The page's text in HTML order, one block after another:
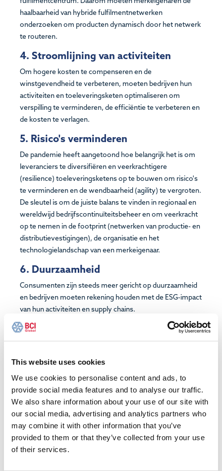
This website uses cookies
We use cookies to personalise content and ads, to
provide social media features and to analyse our traffic.
We also share information about your use of our site with
our social media, advertising and analytics partners who
may combine it with other information that you’ve
provided to them or that they’ve collected from your use
of their services.
haalbaarheid van hybride fulfilmentnetwerken
onderzoeken om producten dynamisch door het netwerk
te routeren.
4. Stroomlijning van activiteiten
Om hogere kosten te compenseren en de
winstgevendheid te verbeteren, moeten bedrijven hun
activiteiten en toeleveringsketen optimaliseren om
verspilling te verminderen, de efficiëntie te verbeteren en
de kosten te verlagen.
5. Risico's verminderen
De pandemie heeft aangetoond hoe belangrijk het is om
leveranciers te diversifiëren en veerkrachtigere
(resilience) toeleveringsketens op te bouwen om risico's
te verminderen en de wendbaarheid (agility) te vergroten.
De sleutel is om de juiste balans te vinden in regionaal en
wereldwijd bedrijfscontinuïteitsbeheer en om veerkracht
op te nemen in de footprint (netwerken van productie- en
distributievestigingen), de organisatie en het
technologielandschap van een merkeigenaar.
6. Duurzaamheid
Consumenten zijn steeds meer gericht op duurzaamheid
en bedrijven moeten rekening houden met de ESG-impact
van hun activiteiten en supply chains.
7. Productie- en distributienetwerk
kosten en het vergroten van de flexibiliteit. Een andere
drijfveer voor bedrijven om hun productievoetafdruk te
herzien is de druk op de beschikbaarheid van
arbeidskrachten (kwantiteit en kwaliteit) op veel locaties
over de hele wereld.
Om deze trends aan te pakken, moet u effectieve